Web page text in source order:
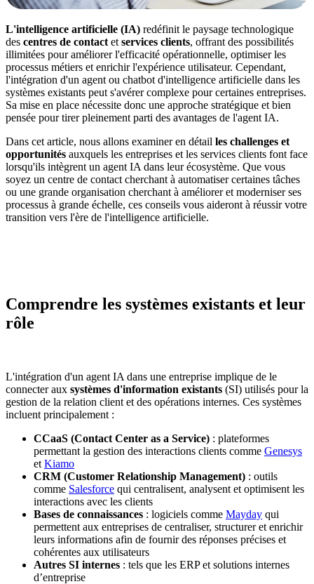
L'intelligence artificielle (IA) redéfinit le paysage technologique
des centres de contact et services clients, offrant des possibilités
illimitées pour améliorer l'efficacité opérationnelle, optimiser les
processus métiers et enrichir l'expérience utilisateur. Cependant,
l'intégration d'un agent ou chatbot d'intelligence artificielle dans les
systèmes existants peut s'avérer complexe pour certaines entreprises.
Sa mise en place nécessite donc une approche stratégique et bien
pensée pour tirer pleinement parti des avantages de l'agent IA.
Dans cet article, nous allons examiner en détail les challenges et
opportunités auxquels les entreprises et les services clients font face
lorsqu'ils intègrent un agent IA dans leur écosystème. Que vous
soyez un centre de contact cherchant à automatiser certaines tâches
ou une grande organisation cherchant à améliorer et moderniser ses
processus à grande échelle, ces conseils vous aideront à réussir votre
transition vers l'ère de l'intelligence artificielle.
Comprendre les systèmes existants et leur
rôle
L'intégration d'un agent IA dans une entreprise implique de le
connecter aux systèmes d'information existants (SI) utilisés pour la
gestion de la relation client et des opérations internes. Ces systèmes
incluent principalement :
CCaaS (Contact Center as a Service) : plateformes
permettant la gestion des interactions clients comme Genesys
et Kiamo
CRM (Customer Relationship Management) : outils
comme Salesforce qui centralisent, analysent et optimisent les
interactions avec les clients
Bases de connaissances : logiciels comme Mayday qui
permettent aux entreprises de centraliser, structurer et enrichir
leurs informations afin de fournir des réponses précises et
cohérentes aux utilisateurs
Autres SI internes : tels que les ERP et solutions internes
d’entreprise